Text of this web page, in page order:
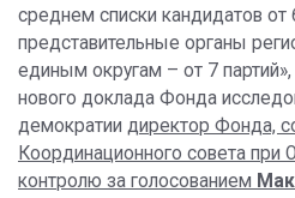
среднем списки кандидатов от
представительные органы
единым округам – от 7
нового доклада Фонда
демократии директор Фонда,
Координационного совета
контролю за голосованием